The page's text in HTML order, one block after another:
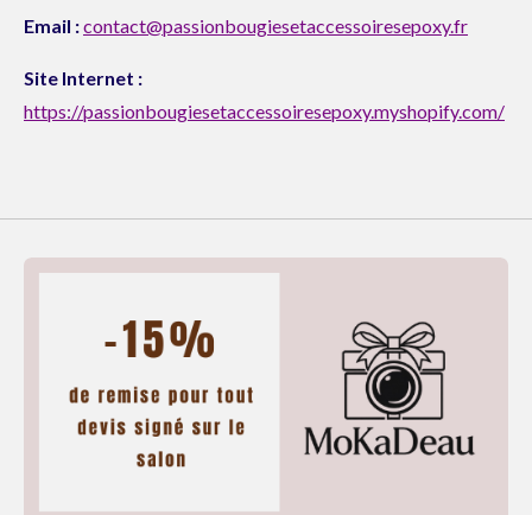
Email :contact@passionbougiesetaccessoiresepoxy.fr
Site Internet :
https://passionbougiesetaccessoiresepoxy.myshopify.com/